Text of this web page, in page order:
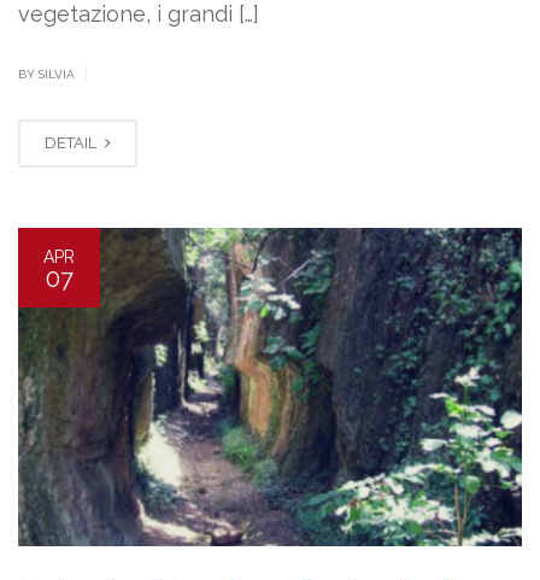
vegetazione, i grandi […]
BY SILVIA
DETAIL
APR
07